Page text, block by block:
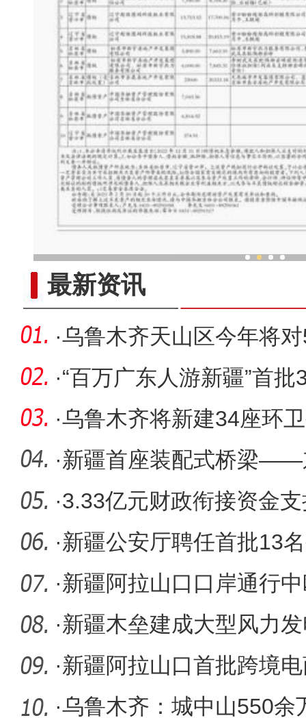
最新资讯
·乌鲁木齐天山区今年将
房屋进行
·“百万广东人游新疆”首
齐
·乌鲁木齐将新建34座环
生间，配
·新疆首座装配式桥梁——
程全面推
·3.33亿元财政衔接资金
人居环境
·新疆公安厅聘任首批13
·新疆阿拉山口口岸通行
累计达1
·新疆木垒建成大型风力
·新疆阿拉山口首批跨境
顺利通
·乌鲁木齐：城中山550余